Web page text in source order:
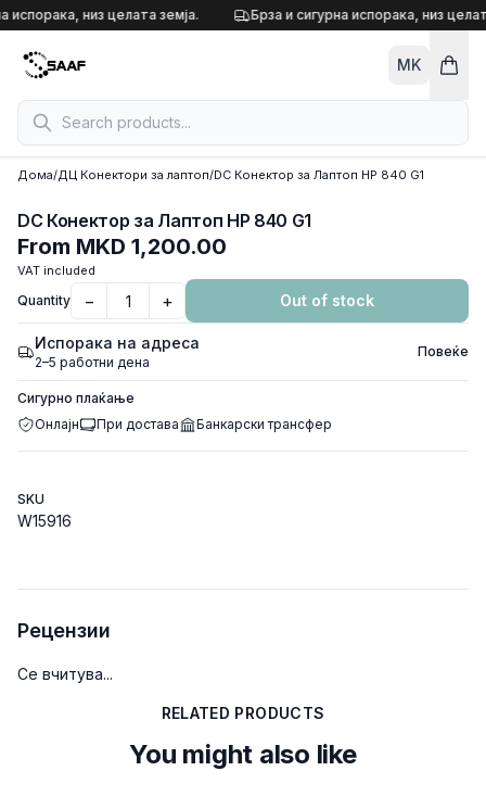
Skip to content
испорака, низ целата земја. Брза и сигурна испорака, низ
MK
Дома/ДЦ Конектори за лаптоп/DC Конектор за Лаптоп HP 840 G1
DC Конектор за Лаптоп HP 840 G1
From MKD 1,200.00
VAT included
Quantity − + Out of stock
Испорака на адреса
2–5 работни дена
Повеќе
Сигурно плаќање
Онлајн
При достава Банкарски трансфер
SKU
W15916
Рецензии
Се вчитува...
RELATED PRODUCTS
You might also like